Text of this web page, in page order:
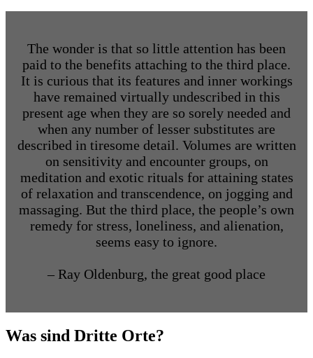
The wonder is that so little attention has been
paid to the benefits attaching to the third place.
It is curious that its features and inner workings
have remained virtually undescribed in this
present age when they are so sorely needed and
when any number of lesser substitutes are
described in tiresome detail. Volumes are written
on sensitivity and encounter groups, on
meditation and exotic rituals for attaining states
of relaxation and transcendence, on jogging and
massaging. But the third place, the people’s own
remedy for stress, loneliness, and alienation,
seems easy to ignore.
– Ray Oldenburg, the great good place
Was sind Dritte Orte?